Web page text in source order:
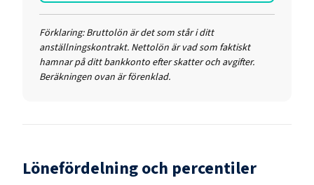
Förklaring: Bruttolön är det som står i ditt
anställningskontrakt. Nettolön är vad som faktiskt
hamnar på ditt bankkonto efter skatter och avgifter.
Beräkningen ovan är förenklad.
Lönefördelning och percentiler